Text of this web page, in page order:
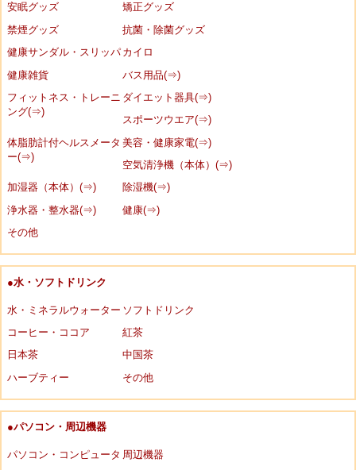
安眠グッズ
矯正グッズ
禁煙グッズ
抗菌・除菌グッズ
健康サンダル・スリッパ カイロ
健康雑貨
バス用品(⇒)
フィットネス・トレーニ
ング(⇒)
ダイエット器具(⇒)
スポーツウエア(⇒)
体脂肪計付ヘルスメータ
ー(⇒)
美容・健康家電(⇒)
空気清浄機（本体）(⇒)
加湿器（本体）(⇒)
除湿機(⇒)
浄水器・整水器(⇒)
健康(⇒)
その他
●水・ソフトドリンク
水・ミネラルウォーター ソフトドリンク
コーヒー・ココア
紅茶
日本茶
中国茶
ハーブティー
その他
●パソコン・周辺機器
パソコン・コンピュータ 周辺機器